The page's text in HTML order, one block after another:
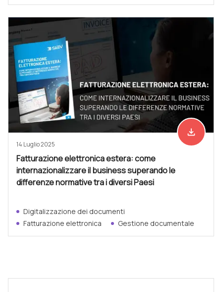
Scarica
file_download
14 Luglio 2025
Fatturazione elettronica estera: come
internazionalizzare il business superando le
differenze normative tra i diversi Paesi
Digitalizzazione dei documenti
Fatturazione elettronica
Gestione documentale